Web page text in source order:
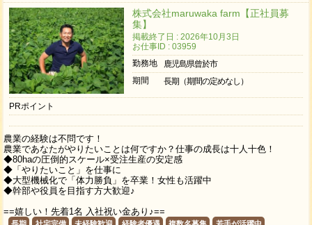
株式会社maruwaka farm【正社員募
集】
掲載終了日 : 2026年10月3日
お仕事ID : 03959
勤務地
鹿児島県曾於市
期間
長期（期間の定めなし）
PRポイント
農業の経験は不問です！
農業であなたがやりたいことは何ですか？仕事の成長は十人十色！
◆80haの圧倒的スケール×受注生産の安定感
◆「やりたいこと」を仕事に
◆大型機械化で「体力勝負」を卒業！女性も活躍中
◆幹部や役員を目指す方大歓迎♪
==嬉しい！先着1名 入社祝い金あり♪==